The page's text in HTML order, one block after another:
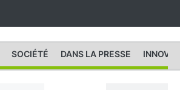
SOCIÉTÉ DANS LA PRESSE